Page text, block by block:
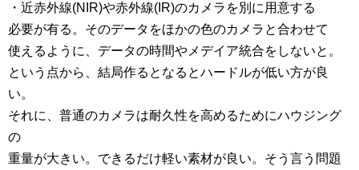
・近赤外線(NIR)や赤外線(IR)のカメラを別に用意する
必要が有る。そのデータをほかの色のカメラと合わせて
使えるように、データの時間やメデイア統合をしないと。
という点から、結局作るとなるとハードルが低い方が良
い。
それに、普通のカメラは耐久性を高めるためにハウジング
の
重量が大きい。できるだけ軽い素材が良い。そう言う問題